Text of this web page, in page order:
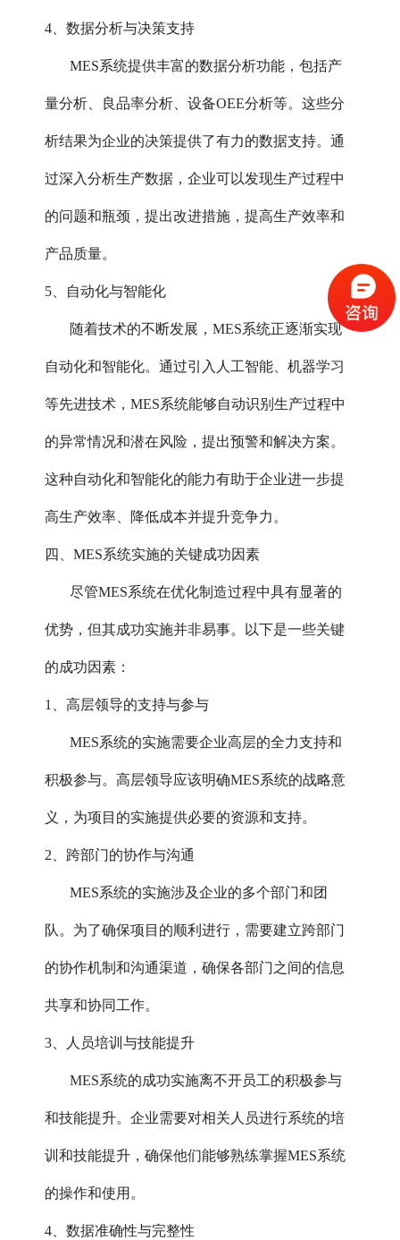
4、数据分析与决策支持‌
MES系统提供丰富的数据分析功能，包括产
量分析、良品率分析、设备OEE分析等。这些分
析结果为企业的决策提供了有力的数据支持。通
过深入分析生产数据，企业可以发现生产过程中
的问题和瓶颈，提出改进措施，提高生产效率和
产品质量。
5、自动化与智能化‌
随着技术的不断发展，MES系统正逐渐实现
自动化和智能化。通过引入人工智能、机器学习
等先进技术，MES系统能够自动识别生产过程中
的异常情况和潜在风险，提出预警和解决方案。
这种自动化和智能化的能力有助于企业进一步提
高生产效率、降低成本并提升竞争力。
四、MES系统实施的关键成功因素
尽管MES系统在优化制造过程中具有显著的
优势，但其成功实施并非易事。以下是一些关键
的成功因素：
1、高层领导的支持与参与‌
MES系统的实施需要企业高层的全力支持和
积极参与。高层领导应该明确MES系统的战略意
义，为项目的实施提供必要的资源和支持。
2、跨部门的协作与沟通
MES系统的实施涉及企业的多个部门和团
队。为了确保项目的顺利进行，需要建立跨部门
的协作机制和沟通渠道，确保各部门之间的信息
共享和协同工作。
3、人员培训与技能提升‌
MES系统的成功实施离不开员工的积极参与
和技能提升。企业需要对相关人员进行系统的培
训和技能提升，确保他们能够熟练掌握MES系统
的操作和使用。
4、数据准确性与完整性‌